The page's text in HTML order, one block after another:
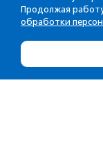
Продолжая
обработки